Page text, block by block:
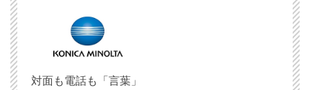
対面も電話も「言葉」